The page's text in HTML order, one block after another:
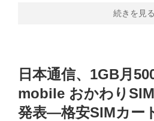
続きを見る
日本通信、1GB月
mobile おかわりSIM
発表―格安SIMカー